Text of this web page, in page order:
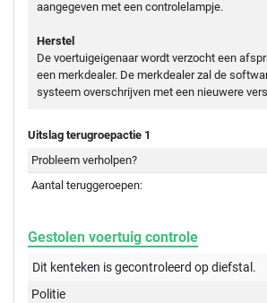
aangegeven met een controlelampje.
Herstel
De voertuigeigenaar wordt verzocht een
een merkdealer. De merkdealer zal de
systeem overschrijven met een nieuwere
Uitslag terugroepactie 1
Probleem verholpen?
Aantal teruggeroepen:
Gestolen voertuig controle
Dit kenteken is gecontroleerd opdiefstal.
Politie